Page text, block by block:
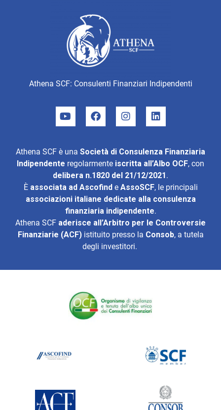
Athena SCF: Consulenti Finanziari Indipendenti
Athena SCF è una Società di Consulenza Finanziaria
Indipendente regolarmente iscritta all’Albo OCF, con
delibera n.1820 del 21/12/2021 .
È associata ad Ascofind e AssoSCF, le principali
associazioni italiane dedicate alla consulenza
finanziaria indipendente.
Athena SCF aderisce all’Arbitro per le Controversie
Finanziarie (ACF)istituito presso la Consob, a tutela
degli investitori.